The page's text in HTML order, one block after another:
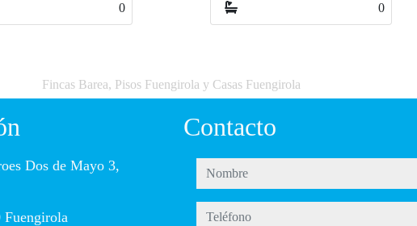
0 0
Fincas Barea, Pisos Fuengirola y Casas Fuengirola
Dos de Mayo 3,
Fuengirola
Contacto
nombre
teléfono